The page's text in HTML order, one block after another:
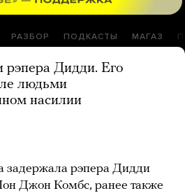
РАЗБОР ПОДКАСТЫ МАГАЗ
Дидди. Его
людьми
насилии
рэпера Дидди
Джон Комбс, ранее также